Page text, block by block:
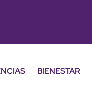
BIENESTAR